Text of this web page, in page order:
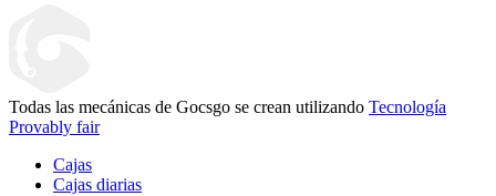
Todas las mecánicas de Gocsgo se crean utilizando Tecnología
Provably fair
Cajas
Cajas diarias